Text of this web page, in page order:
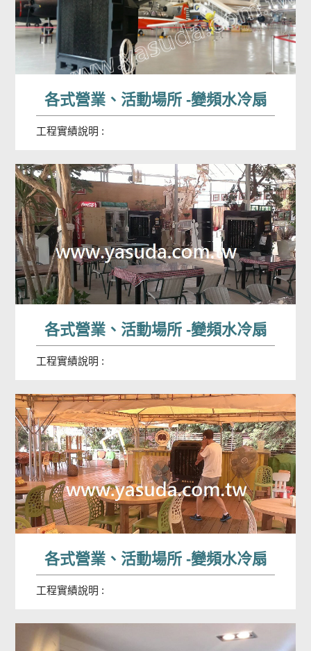
各式營業、活動場所 -變頻水冷扇
工程實績說明 :
各式營業、活動場所 -變頻水冷扇
工程實績說明 :
各式營業、活動場所 -變頻水冷扇
工程實績說明 :